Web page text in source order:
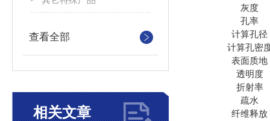
查看全部
相关文章
灰度
孔率
计算孔径
计算孔密
表面质地
透明度
折射率
疏水
纤维释放